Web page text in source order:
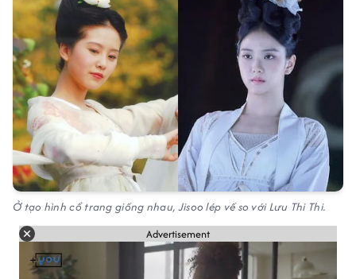
Ở tạo hình cổ trang giống nhau, Jisoo lép vế so với Lưu Thi Thi.
Advertisement